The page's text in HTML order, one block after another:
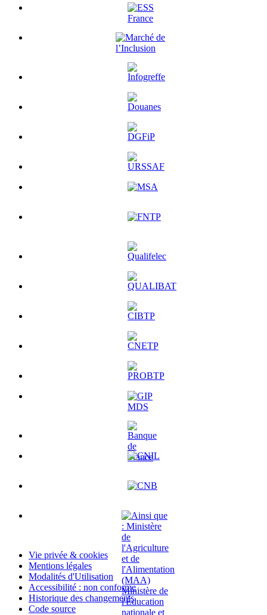
Vie privée & cookies
Mentions légales
Modalités d'Utilisation
Accessibilité : non conforme
Historique des changements
Code source